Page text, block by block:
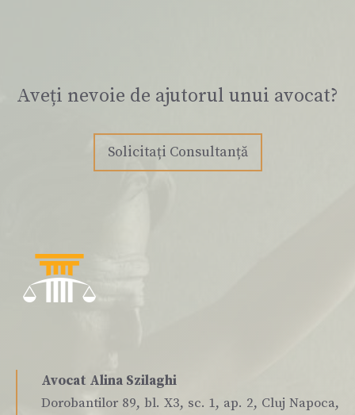
Aveți nevoie de ajutorul unui avocat?
Solicitați Consultanță
Avocat Alina Szilaghi
Dorobantilor 89, bl. X3, sc. 1, ap. 2, Cluj Napoca,